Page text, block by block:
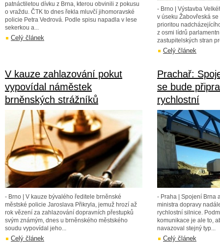
patnáctiletou dívku z Brna, kterou obvinili z pokusu
o vraždu. ČTK to dnes řekla mluvčí jihomoravské
policie Petra Vedrová. Podle spisu napadla v lese
sekerkou a...
Celý článek
- Brno | Výstavba
v úseku Žabovřeská
prioritou
z osmi lídrů
zastupitelských stran
Celý článek
V kauze zahlazování pokut
vypovídal náměstek
brněnských strážníků
- Brno | V kauze bývalého ředitele brněnské
městské policie Jaroslava Přikryla, jemuž hrozí až
rok vězení za zahlazování dopravních přestupků
svým známým, dnes u brněnského městského
soudu vypovídal jeho...
Celý článek
Prachař:
se bude
rychlostní
- Praha | Spojení Brna
ministra dopravy
rychlostní silnice.
komunikace je ale to,
navazoval stejný typ...
Celý článek